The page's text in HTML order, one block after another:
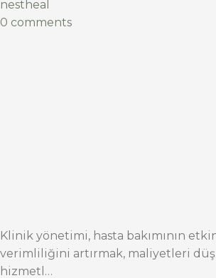
nestheal
0 comments
Klinik yönetimi, hasta bakımının
verimliliğini artırmak, maliyetleri
hizmetl…